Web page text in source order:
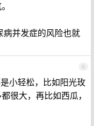
并发症的风险也就
6
小轻松，比如阳光玫
很大，再比如西瓜，